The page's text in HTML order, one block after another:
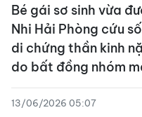
Bé gái sơ sinh vừa
Nhi Hải Phòng cứu
di chứng thần kinh
do bất đồng nhóm
13/06/2026 05:07